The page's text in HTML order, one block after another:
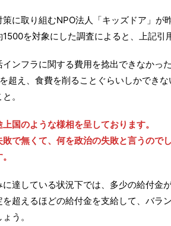
に取り組むNPO法人「キッズドア」が
を対象にした調査によると、上記引
ンフラに関する費用を捻出できなかっ
超え、食費を削ることぐらいしかでき
。
国のような様相を呈しております。
で無くて、何を政治の失敗と言うのでし
達している状況下では、多少の給付金
を超えるほどの給付金を支給して、バラ
う。